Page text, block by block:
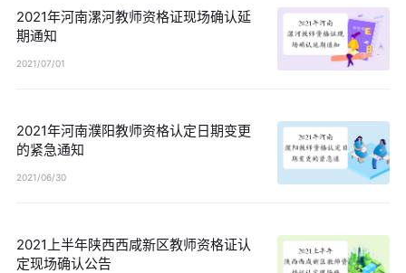
2021年河南漯河教师资格证现场确认延
期通知
2021/07/01
2021年河南濮阳教师资格认定日期变更
的紧急通知
2021/06/30
2021上半年陕西西咸新区教师资格证认
定现场确认公告